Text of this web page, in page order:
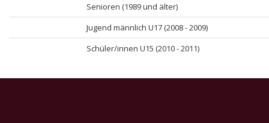
Senioren (1989 und älter)
Jugend männlich U17 (2008 - 2009)
Schüler/innen U15 (2010 - 2011)